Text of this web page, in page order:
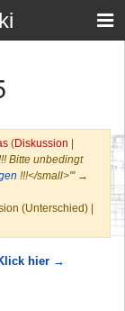
(Diskussion |
Bitte unbedingt
!!!</small>''' →
(Unterschied) |
hier →